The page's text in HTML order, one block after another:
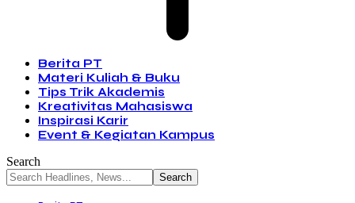
Berita PT
Materi Kuliah & Buku
Tips Trik Akademis
Kreativitas Mahasiswa
Inspirasi Karir
Event & Kegiatan Kampus
Search